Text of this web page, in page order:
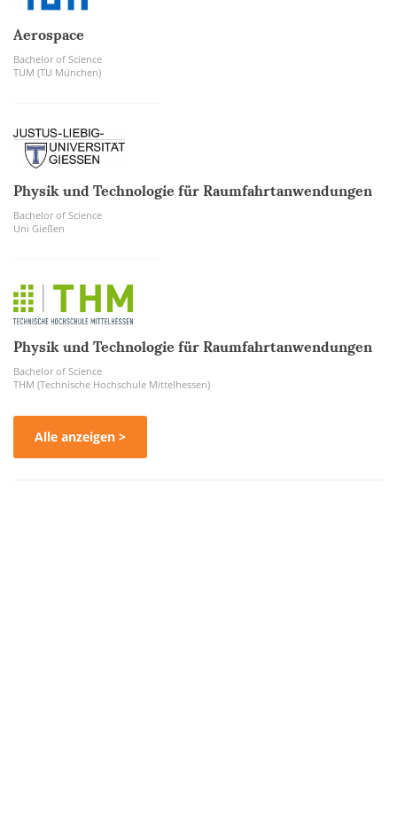
Aerospace
Bachelor of Science
TUM (TU München)
Physik und Technologie für Raumfahrtanwendungen
Bachelor of Science
Uni Gießen
Physik und Technologie für Raumfahrtanwendungen
Bachelor of Science
THM (Technische Hochschule Mittelhessen)
Alle anzeigen >